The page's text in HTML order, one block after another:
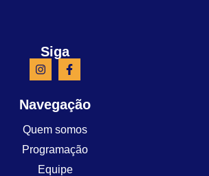
Siga
Navegação
Quem somos
Programação
Equipe